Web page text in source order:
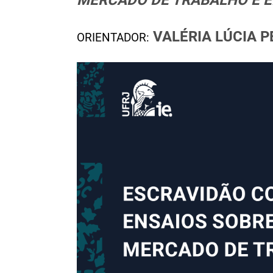
ORIENTADOR: VALÉRIA LÚCIA